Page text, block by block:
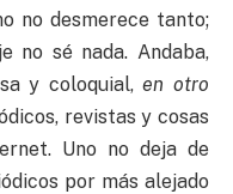
no desmerece tanto;
no sé nada. Andaba,
y coloquial,en otro
revistas y cosas
Uno no deja de
por más alejado